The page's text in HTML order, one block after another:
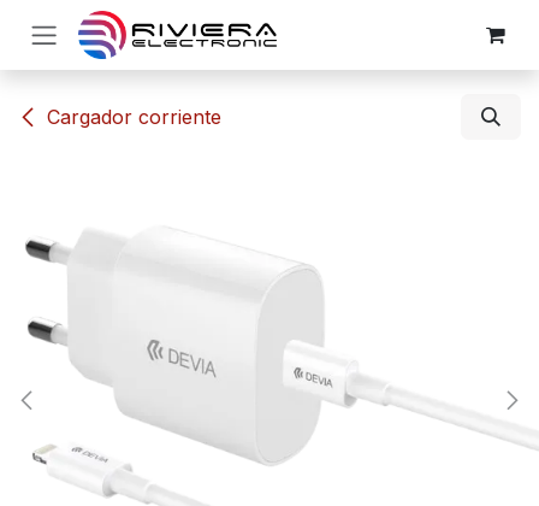
Ir al contenido
​​Cargador corriente